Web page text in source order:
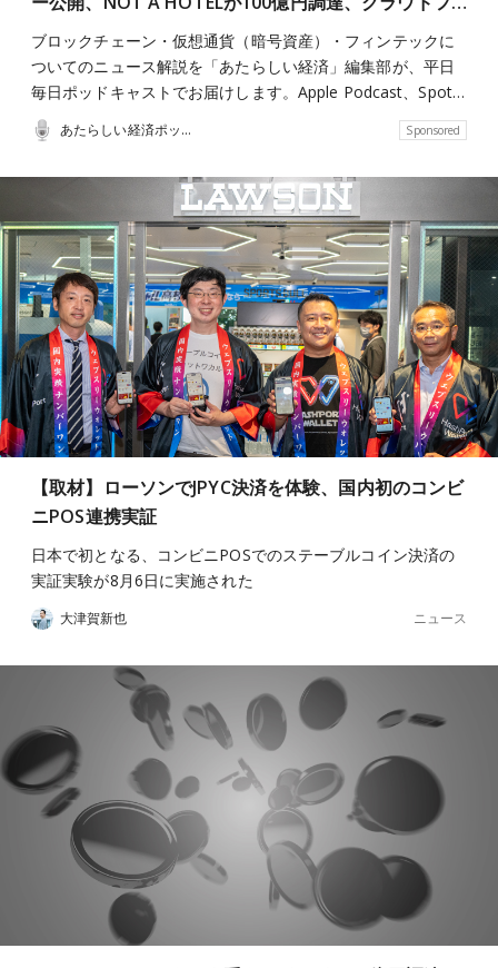
ブロックチェーン・仮想通貨（暗号資産）・フィンテックに
ついてのニュース解説を「あたらしい経済」編集部が、平日
毎日ポッドキャストでお届けします。Apple Podcast、Spot…
あたらしい経済ポッドキャスト Sponsored
【取材】ローソンでJPYC決済を体験、国内初のコンビ
ニPOS連携実証
日本で初となる、コンビニPOSでのステーブルコイン決済の
実証実験が8月6日に実施された
大津賀新也 ニュース